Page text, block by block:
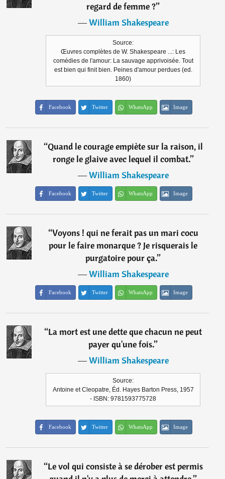
regard de femme ?”
―William Shakespeare
Source:
Œuvres complètes de W. Shakespeare ...: Les
comédies de l'amour: La sauvage apprivoisée. Tout
est bien qui finit bien. Peines d'amour perdues (ed.
1860)
Facebook Twitter WhatsApp Image
“Quand le courage empiète sur la raison, il
ronge le glaive avec lequel il combat.”
―William Shakespeare
Facebook Twitter WhatsApp Image
“Voyons ! qui ne ferait pas un mari cocu
pour le faire monarque ? Je risquerais le
purgatoire pour ça.”
―William Shakespeare
Facebook Twitter WhatsApp Image
“La mort est une dette que chacun ne peut
payer qu'une fois.”
―William Shakespeare
Source:
Antoine et Cleopatre, Éd. Hayes Barton Press, 1957
- ISBN: 9781593775728
Facebook Twitter WhatsApp Image
“Le vol qui consiste à se dérober est permis